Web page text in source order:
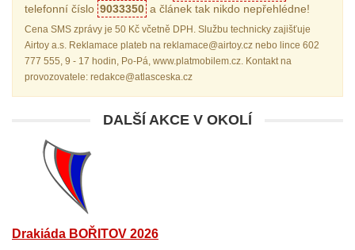
telefonní číslo 9033350 a článek tak nikdo nepřehlédne!
Cena SMS zprávy je 50 Kč včetně DPH. Službu technicky zajišťuje
Airtoy a.s. Reklamace plateb na reklamace@airtoy.cz nebo lince 602
777 555, 9 - 17 hodin, Po-Pá, www.platmobilem.cz. Kontakt na
provozovatele: redakce@atlasceska.cz
DALŠÍ AKCE V OKOLÍ
Drakiáda BOŘITOV 2026